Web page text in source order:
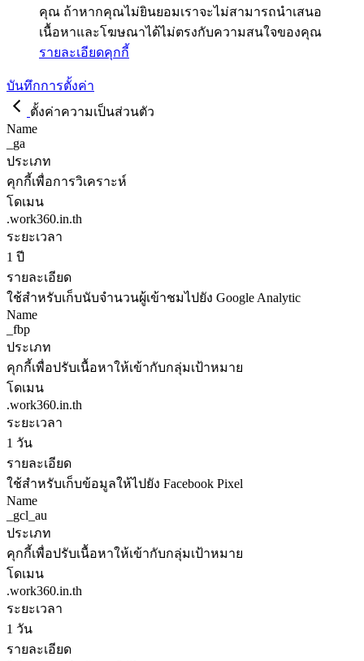
คุณ ถ้าหากคุณไม่ยินยอมเราจะไม่สามารถนำเสนอ
เนื้อหาและโฆษณาได้ไม่ตรงกับความสนใจของคุณ
รายละเอียดคุกกี้
บันทึกการตั้งค่า
ตั้งค่าความเป็นส่วนตัว
Name
_ga
ประเภท
คุกกี้เพื่อการวิเคราะห์
โดเมน
.work360.in.th
ระยะเวลา
1 ปี
รายละเอียด
ใช้สำหรับเก็บนับจำนวนผู้เข้าชมไปยัง Google Analytic
Name
_fbp
ประเภท
คุกกี้เพื่อปรับเนื้อหาให้เข้ากับกลุ่มเป้าหมาย
โดเมน
.work360.in.th
ระยะเวลา
1 วัน
รายละเอียด
ใช้สำหรับเก็บข้อมูลให้ไปยัง Facebook Pixel
Name
_gcl_au
ประเภท
คุกกี้เพื่อปรับเนื้อหาให้เข้ากับกลุ่มเป้าหมาย
โดเมน
.work360.in.th
ระยะเวลา
1 วัน
รายละเอียด